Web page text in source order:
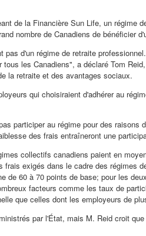
de la Financière Sun Life, un
nombre de Canadiens de bénéficier
d'un régime de retraite
les Canadiens", a déclaré Tom Reid
la retraite et des avantages sociaux.
qui choisiraient d'adhérer au
participer au régime pour des
des frais entraîneront une
collectifs canadiens paient en
frais exigés dans le cadre des
de 60 à 70 points de base; pour les
facteurs comme les taux de
que celles dont les employeurs de
par l'État, mais M. Reid croit